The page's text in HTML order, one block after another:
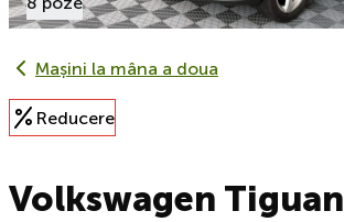
Mașini la mâna a doua
Reducere
Volkswagen Tiguan